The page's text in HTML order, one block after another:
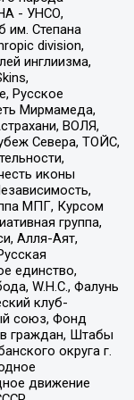
- УНСО,
им. Степана
division,
инглиизма,
Русское
Мирмамеда,
ВОЛЯ,
Севера, ТОЙС,
иконы
МПГ, Курсом
группа,
Алля-Аят,
единство,
W.H.С., Фалунь
клуб-
союз, Фонд
граждан, Штабы
округа г.
движение